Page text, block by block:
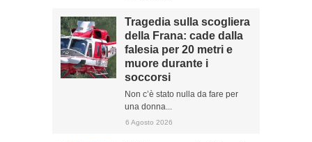
Tragedia sulla scogliera
della Frana: cade dalla
falesia per 20 metri e
muore durante i
soccorsi
Non c’è stato nulla da fare per
una donna...
6 Agosto 2026